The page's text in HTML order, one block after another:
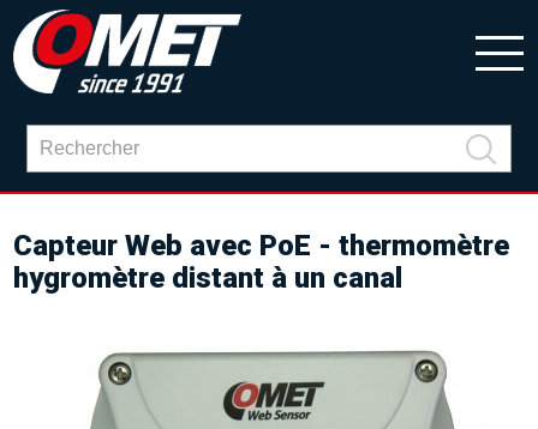
Capteur Web avec PoE - thermomètre
hygromètre distant à un canal